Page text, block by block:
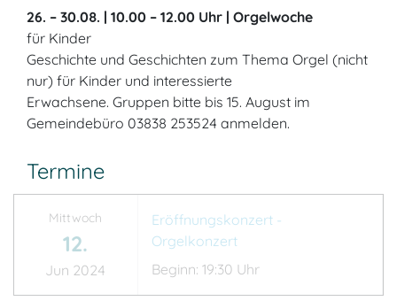
26. – 30.08. | 10.00 – 12.00 Uhr | Orgelwoche
für Kinder
Geschichte und Geschichten zum Thema Orgel (nicht
nur) für Kinder und interessierte
Erwachsene. Gruppen bitte bis 15. August im
Gemeindebüro 03838 253524 anmelden.
Termine
Mittwoch
12.
Jun 2024
Eröffnungskonzert -
Orgelkonzert
Beginn: 19:30 Uhr